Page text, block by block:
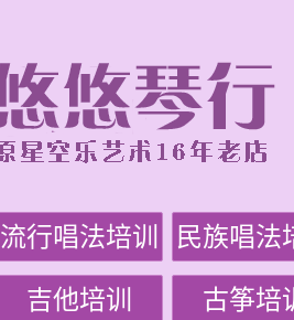
流行唱法培训 民族唱法
吉他培训 古筝培